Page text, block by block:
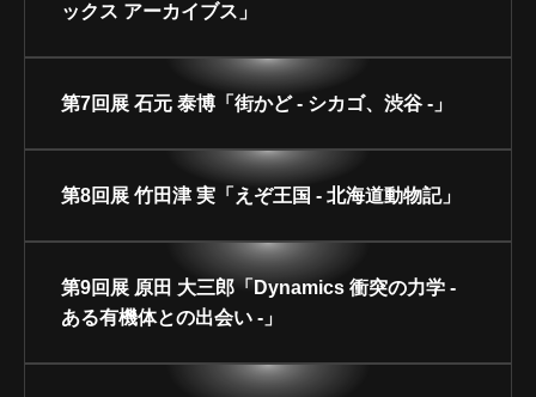
ックス アーカイブス」
第7回展 石元 泰博「街かど - シカゴ、渋谷 -」
第8回展 竹田津 実「えぞ王国 - 北海道動物記」
第9回展 原田 大三郎「Dynamics 衝突の力学 -
ある有機体との出会い -」